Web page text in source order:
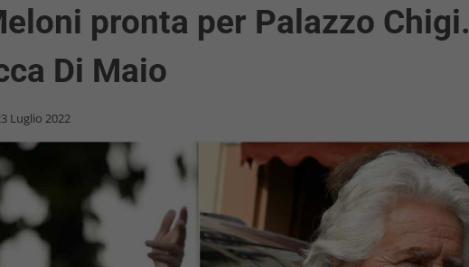
pronta per Palazzo Chigi.
Di Maio
Luglio 2022